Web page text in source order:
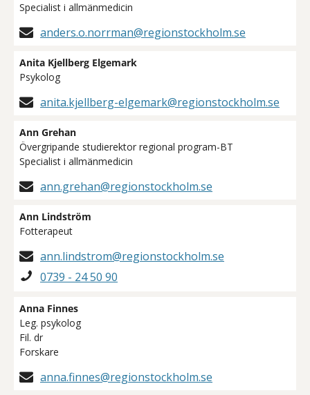
Specialist i allmänmedicin
anders.o.norrman@regionstockholm.se
Anita Kjellberg Elgemark
Psykolog
anita.kjellberg-elgemark@regionstockholm.se
Ann Grehan
Övergripande studierektor regional program-BT
Specialist i allmänmedicin
ann.grehan@regionstockholm.se
Ann Lindström
Fotterapeut
ann.lindstrom@regionstockholm.se
0739 - 24 50 90
Anna Finnes
Leg. psykolog
Fil. dr
Forskare
anna.finnes@regionstockholm.se